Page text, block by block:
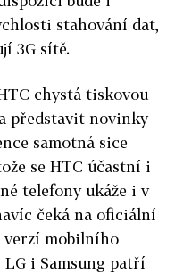
stahování dat,
3G sítě.
chystá tiskovou
představit novinky
samotná sice
se HTC účastní i
telefony ukáže i v
čeká na oficiální
verzí mobilního
i Samsung patří